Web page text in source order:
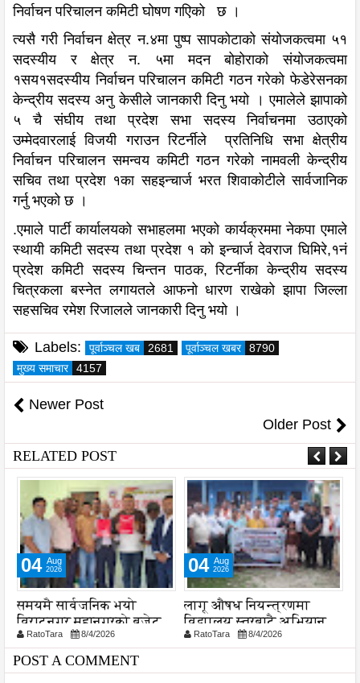
निर्वाचन परिचालन कमिटी घोषण गएिको छ ।
त्यसै गरी निर्वाचन क्षेत्र न.४मा पुष्प सापकोटाको संयोजकत्वमा ५१
सदस्यीय र क्षेत्र न. ५मा मदन बोहोराको संयोजकत्वमा
१सय१सदस्यीय निर्वाचन परिचालन कमिटी गठन गरेको फेडेरेसनका
केन्द्रीय सदस्य अनु केसीले जानकारी दिनु भयो । एमालेले झापाको
५ चै संघीय तथा प्रदेश सभा सदस्य निर्वाचनमा उठाएको
उम्मेदवारलाई विजयी गराउन रिटर्नीले प्रतिनिधि सभा क्षेत्रीय
निर्वाचन परिचालन समन्वय कमिटी गठन गरेको नामवली केन्द्रीय
सचिव तथा प्रदेश १का सहइन्चार्ज भरत शिवाकोटीले सार्वजानिक
गर्नु भएको छ ।
.एमाले पार्टी कार्यालयको सभाहलमा भएको कार्यक्रममा नेकपा एमाले
स्थायी कमिटी सदस्य तथा प्रदेश १ को इन्चार्ज देवराज घिमिरे,१नं
प्रदेश कमिटी सदस्य चिन्तन पाठक, रिटर्नीका केन्द्रीय सदस्य
चित्रकला बस्नेत लगायतले आफनो धारण राखेको झापा जिल्ला
सहसचिव रमेश रिजालले जानकारी दिनु भयो ।
Labels: पूर्वाञ्चल खब 2681 पूर्वाञ्चल खबर
8790
मुख्य समाचार
4157
Newer Post
Older Post
RELATED POST
04 Aug
2026
समयमै सार्वजनिक भयो
विराटनगर महानगरको बजेट
पुस्तिका, कार्यान्वयन प्रक्रिया
पनि सुरु
RatoTara 8/4/2026
04 Aug
2026
लागू औषध नियन्त्रणमा
विद्यालय स्तरबाटै अभियान
शुरुRatoTara 8/4/2026
POST A COMMENT